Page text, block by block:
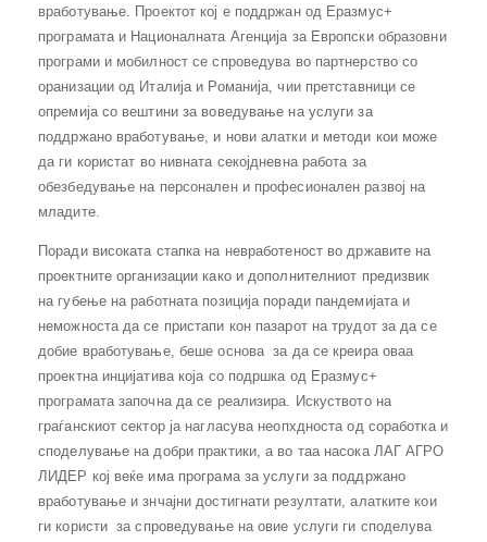
вработување. Проектот кој е поддржан од Еразмус+
програмата и Националната Агенција за Европски образовни
програми и мобилност се спроведува во партнерство со
оранизации од Италија и Романија, чии претставници се
опремија со вештини за воведување на услуги за
поддржано вработување, и нови алатки и методи кои може
да ги користат во нивната секојдневна работа за
обезбедување на персонален и професионален развој на
младите.
Поради високата стапка на невработеност во државите на
проектните организации како и дополнителниот предизвик
на губење на работната позиција поради пандемијата и
неможноста да се пристапи кон пазарот на трудот за да се
добие вработување, беше основа за да се креира оваа
проектна инцијатива која со подршка од Еразмус+
програмата започна да се реализира. Искуството на
граѓанскиот сектор ја нагласува неопхдноста од соработка и
споделување на добри практики, а во таа насока ЛАГ АГРО
ЛИДЕР кој веќе има програма за услуги за поддржано
вработување и знчајни достигнати резултати, алатките кои
ги користи за спроведување на овие услуги ги споделува